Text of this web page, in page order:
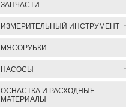
ЗАПЧАСТИ
ИЗМЕРИТЕЛЬНЫЙ ИНСТРУМЕНТ
МЯСОРУБКИ
НАСОСЫ
ОСНАСТКА И РАСХОДНЫЕ
МАТЕРИАЛЫ